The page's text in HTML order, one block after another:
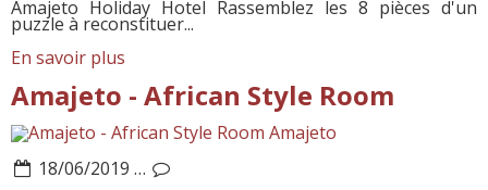
Amajeto Holiday Hotel Rassemblez les 8 pièces d'un
puzzle à reconstituer...
En savoir plus
Amajeto - African Style Room
Amajeto
18/06/2019 …